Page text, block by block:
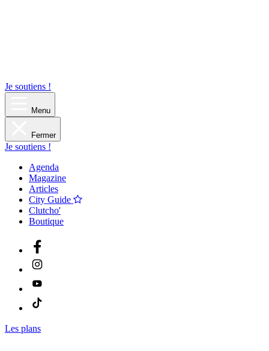
Je soutiens !
Menu
Fermer
Je soutiens !
Agenda
Magazine
Articles
City Guide
Clutcho'
Boutique
Les plans